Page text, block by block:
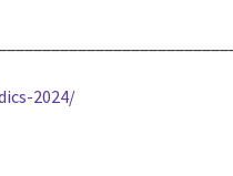
2024/